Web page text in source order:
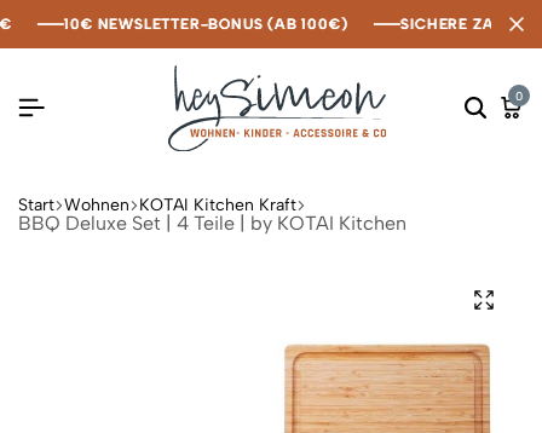
10€ NEWSLETTER-BONUS (AB 100€) SICHERE ZAHLUNG
10€ NEWSLETTER-BONUS (AB 100€) SICHERE ZAHLUNG
10€ NEWSLETTER-BONUS (AB 100€) SICHERE ZAHLUNG
0
Start Wohnen KOTAI Kitchen Kraft
BBQ Deluxe Set | 4 Teile | by KOTAI Kitchen